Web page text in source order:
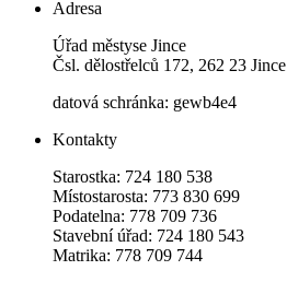
Adresa
Úřad městyse Jince
Čsl. dělostřelců 172, 262 23 Jince
datová schránka: gewb4e4
Kontakty
Starostka: 724 180 538
Místostarosta: 773 830 699
Podatelna: 778 709 736
Stavební úřad: 724 180 543
Matrika: 778 709 744